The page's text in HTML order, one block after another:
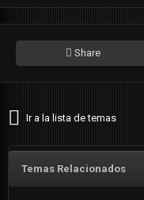
Share
Ir a la lista de temas
Temas Relacionados